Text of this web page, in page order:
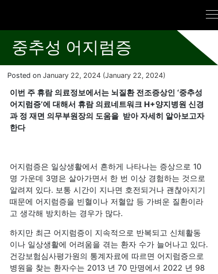
중추성 어지럼증
Posted on January 22, 2024 (January 22, 2024)
이번 주 휴람 의료정보에서는 뇌질환 전조증상인 ‘중추성
어지럼증’에 대해서 휴람 의료네트워크 H+양지병원 신경
과 정 재면 의무부원장의 도움을 받아 자세히 알아보고자
한다
어지럼증은 일상생활에서 흔하게 나타나는 증상으로 10
명 가운데 3명은 살아가면서 한 번 이상 경험하는 것으로
알려져 있다. 보통 시간이 지나면 호전되거나 괜찮아지기
때문에 어지럼증을 빈혈이나 저혈압 등 가벼운 질환이라
고 생각해 방치하는 경우가 많다.
하지만 최근 어지럼증이 지속적으로 반복되고 신체활동
이나 일상생활에 어려움을 겪는 환자 수가 늘어나고 있다.
건강보험심사평가원의 통계자료에 따르면 어지럼증으로
병원을 찾는 환자수는 2013 년 70 만명에서 2022 년 98